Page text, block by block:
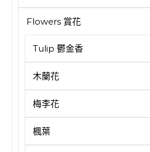
Flowers 賞花
Tulip 鬱金香
木蘭花
梅李花
楓葉